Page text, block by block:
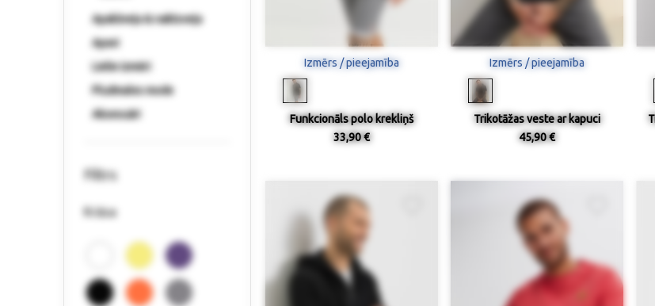
Apakšveļa & naktsveļa
Apavi
Lielie izmēri
Pludmales mode
Aksesuāri
Filtrs
Krāsa
Izmērs / pieejamība
Funkcionāls polo krekliņš
33,90 €
Izmērs / pieejamība
Trikotāžas veste ar kapuci
45,90 €